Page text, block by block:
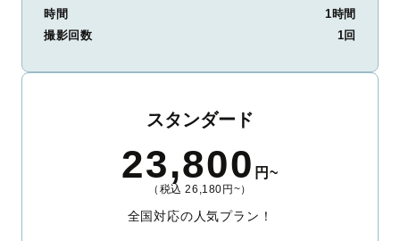
時間
1時間
撮影回数
1回
スタンダード
23,800 円~
（税込 26,180円~）
全国対応の人気プラン！